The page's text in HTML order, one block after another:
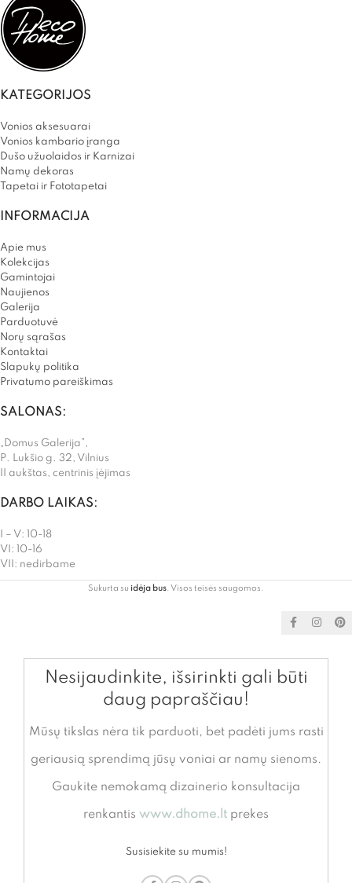
KATEGORIJOS
Vonios aksesuarai
Vonios kambario įranga
Dušo užuolaidos ir Karnizai
Namų dekoras
Tapetai ir Fototapetai
INFORMACIJA
Apie mus
Kolekcijas
Gamintojai
Naujienos
Galerija
Parduotuvė
Norų sąrašas
Kontaktai
Slapukų politika
Privatumo pareiškimas
SALONAS:
„Domus Galerija”,
P. Lukšio g. 32, Vilnius
II aukštas, centrinis įėjimas
DARBO LAIKAS:
I – V: 10-18
VI: 10-16
VII: nedirbame
Sukurta su idėja bus . Visos teisės saugomos.
Nesijaudinkite, išsirinkti gali būti
daug papraščiau!
Mūsų tikslas nėra tik parduoti, bet padėti jums rasti
geriausią sprendimą jūsų voniai ar namų sienoms.
Gaukite nemokamą dizainerio konsultacija
renkantis www.dhome.lt prekes
Susisiekite su mumis!